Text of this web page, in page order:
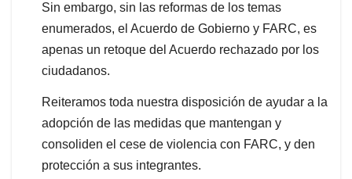
Sin embargo, sin las reformas de los temas
enumerados, el Acuerdo de Gobierno y FARC, es
apenas un retoque del Acuerdo rechazado por los
ciudadanos.
Reiteramos toda nuestra disposición de ayudar a la
adopción de las medidas que mantengan y
consoliden el cese de violencia con FARC, y den
protección a sus integrantes.